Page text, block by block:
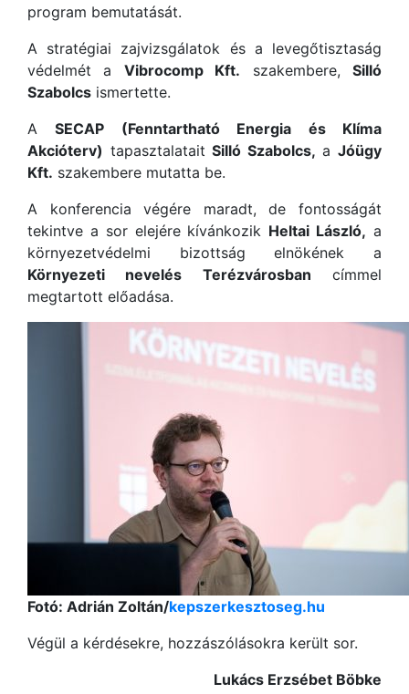
program bemutatását.
A stratégiai zajvizsgálatok és a levegőtisztaság
védelmét a Vibrocomp Kft. szakembere,Silló
Szabolcs ismertette.
ASECAP (Fenntartható Energia és Klíma
Akcióterv) tapasztalataitSilló Szabolcs, aJóügy
Kft. szakembere mutatta be.
A konferencia végére maradt, de fontosságát
tekintve a sor elejére kívánkozik Heltai László, a
környezetvédelmi bizottság elnökének a
Környezeti nevelés Terézvárosban címmel
megtartott előadása.
Fotó: Adrián Zoltán/kepszerkesztoseg.hu
Végül a kérdésekre, hozzászólásokra került sor.
Lukács Erzsébet Böbke